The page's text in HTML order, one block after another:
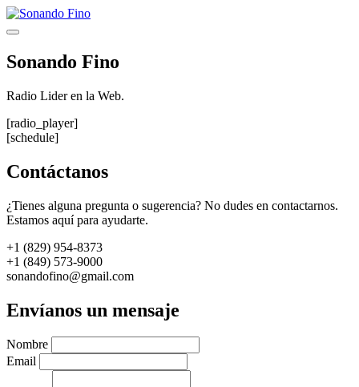
Saltar
al
Menú
Sonando Fino
Radio Lider en la Web.
[radio_player]
[schedule]
Contáctanos
¿Tienes alguna pregunta o sugerencia? No dudes en contactarnos.
Estamos aquí para ayudarte.
+1 (829) 954-8373
+1 (849) 573-9000
sonandofino@gmail.com
Envíanos un mensaje
Nombre
Email